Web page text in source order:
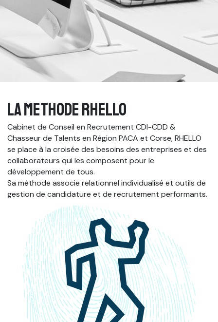
LA METHODE RHELLO
Cabinet de Conseil en Recrutement CDI-CDD &
Chasseur de Talents en Région PACA et Corse, RHELLO
se place à la croisée des besoins des entreprises et des
collaborateurs qui les composent pour le
développement de tous.
Sa méthode associe relationnel individualisé et outils de
gestion de candidature et de recrutement performants.